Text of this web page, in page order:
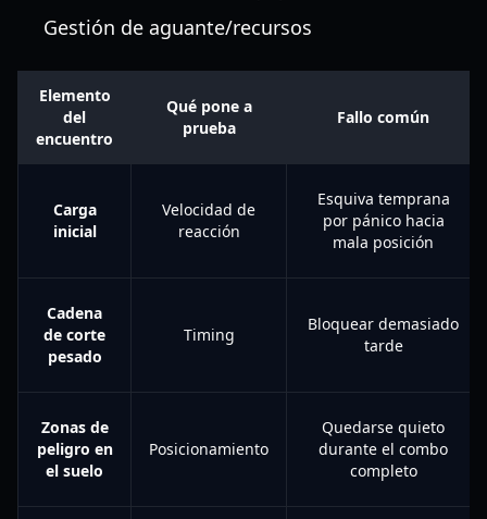
Gestión de aguante/recursos
Elemento
del
encuentro
Qué pone a
prueba
Fallo común
Carga
inicial
Velocidad de
reacción
Esquiva temprana
por pánico hacia
mala posición
Cadena
de corte
pesado
Timing
Bloquear demasiado
tarde
Zonas de
peligro en
el suelo
Posicionamiento
Quedarse quieto
durante el combo
completo